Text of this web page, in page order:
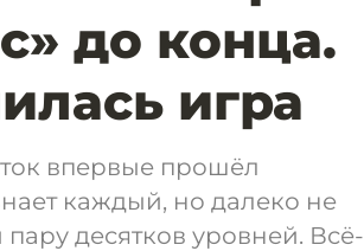
до конца.
игра
впервые прошёл
каждый, но далеко не
десятков уровней. Всё-